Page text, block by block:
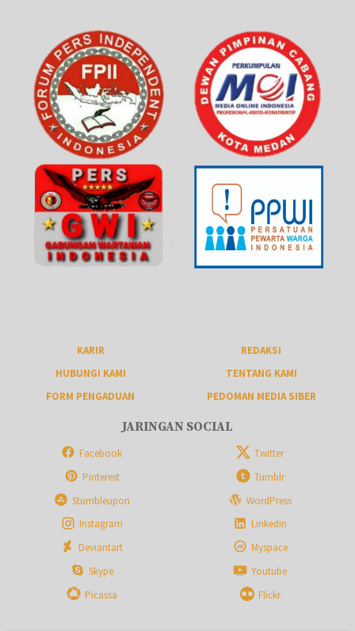
KARIR
REDAKSI
HUBUNGI KAMI
TENTANG KAMI
FORM PENGADUAN
PEDOMAN MEDIA SIBER
JARINGAN SOCIAL
Facebook
Twitter
Pinterest
Tumblr
Stumbleupon
WordPress
Instagram
Linkedin
Deviantart
Myspace
Skype
Youtube
Picassa
Flickr